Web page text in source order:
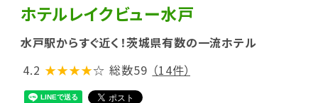
ホテルレイクビュー水戸
水戸駅からすぐ近く！茨城県有数の一流ホテル
4.2 ★★★★☆ 総数59 （14件）